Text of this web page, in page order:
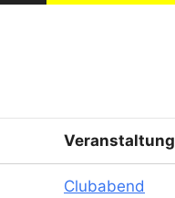
Veranstaltung
Clubabend